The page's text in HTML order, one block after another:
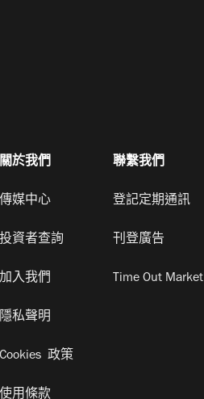
關於我們
傳媒中心
投資者查詢
加入我們
隱私聲明
Cookies 政策
使用條款
聯繫我們
登記定期通訊
刊登廣告
Time Out Market